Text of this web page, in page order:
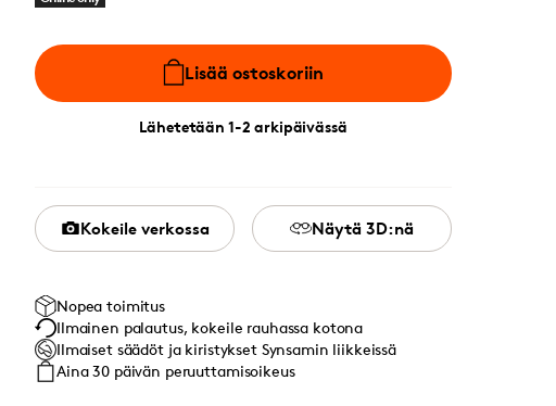
Lisää ostoskoriin
Lähetetään 1-2 arkipäivässä
Kokeile verkossa Näytä 3D:nä
Nopea toimitus
Ilmainen palautus, kokeile rauhassa kotona
Ilmaiset säädöt ja kiristykset Synsamin liikkeissä
Aina 30 päivän peruuttamisoikeus